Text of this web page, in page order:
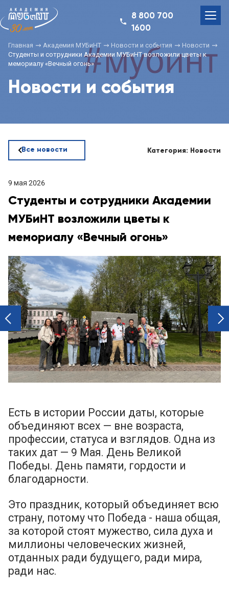
8 800 700
1600
Главная Академия МУБиНТ Новости и события
Новости
Студенты и сотрудники Академии МУБиНТ возложили цветы к
мемориалу «Вечный огонь»
Новости и события
Все новости Категория: Новости
9 мая 2026
Студенты и сотрудники Академии
МУБиНТ возложили цветы к
мемориалу «Вечный огонь»
prev
next
Есть в истории России даты, которые
объединяют всех — вне возраста,
профессии, статуса и взглядов. Одна из
таких дат — 9 Мая. День Великой
Победы. День памяти, гордости и
благодарности.
Это праздник, который объединяет всю
страну, потому что Победа - наша общая,
за которой стоят мужество, сила духа и
миллионы человеческих жизней,
отданных ради будущего, ради мира,
ради нас.